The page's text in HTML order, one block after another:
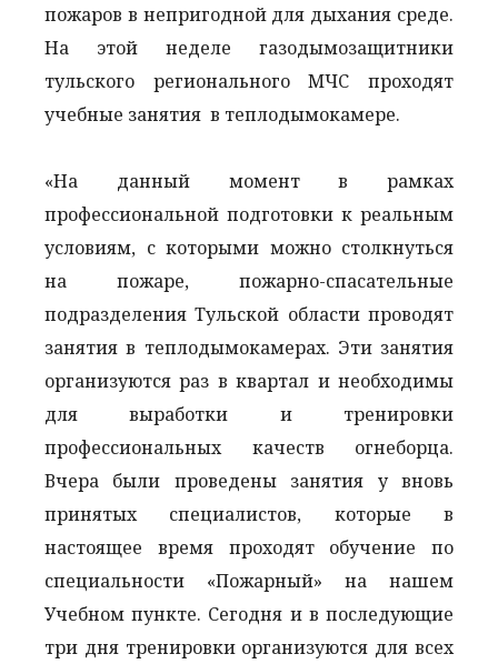
пожаров в непригодной для дыхания среде.
На этой неделе газодымозащитники
тульского регионального МЧС проходят
учебные занятия в теплодымокамере.
«На данный момент в рамках
профессиональной подготовки к реальным
условиям, с которыми можно столкнуться
на пожаре, пожарно-спасательные
подразделения Тульской области проводят
занятия в теплодымокамерах. Эти занятия
организуются раз в квартал и необходимы
для выработки и тренировки
профессиональных качеств огнеборца.
Вчера были проведены занятия у вновь
принятых специалистов, которые в
настоящее время проходят обучение по
специальности «Пожарный» на нашем
Учебном пункте. Сегодня и в последующие
три дня тренировки организуются для всех